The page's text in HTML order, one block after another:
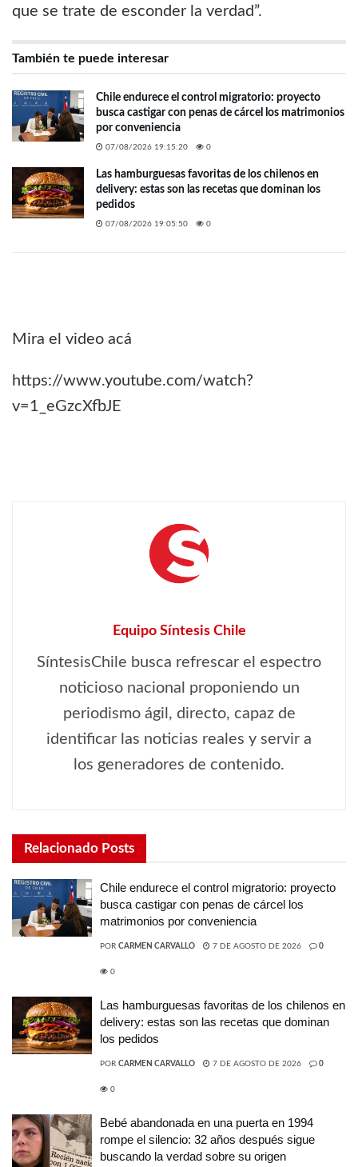
que se trate de esconder la verdad”.
También te puede interesar
Chile endurece el control migratorio: proyecto
busca castigar con penas de cárcel los matrimonios
por conveniencia
07/08/2026 19:15:20 0
Las hamburguesas favoritas de los chilenos en
delivery: estas son las recetas que dominan los
pedidos
07/08/2026 19:05:50 0
Mira el video acá
https://www.youtube.com/watch?
v=1_eGzcXfbJE
Equipo Síntesis Chile
SíntesisChile busca refrescar el espectro
noticioso nacional proponiendo un
periodismo ágil, directo, capaz de
identificar las noticias reales y servir a
los generadores de contenido.
Relacionado Posts
Chile endurece el control migratorio: proyecto
busca castigar con penas de cárcel los
matrimonios por conveniencia
POR CARMEN CARVALLO 7 DE AGOSTO DE 2026 0
0
Las hamburguesas favoritas de los chilenos en
delivery: estas son las recetas que dominan
los pedidos
POR CARMEN CARVALLO 7 DE AGOSTO DE 2026 0
0
Bebé abandonada en una puerta en 1994
rompe el silencio: 32 años después sigue
buscando la verdad sobre su origen